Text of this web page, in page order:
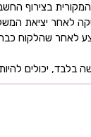
החשבונית המקורית
לאחר יציאת
לאחר שהלקוח
יכולים להיות